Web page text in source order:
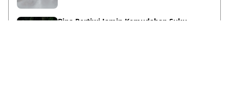
Bina Pertiwi Jamin Kemudahan Suku